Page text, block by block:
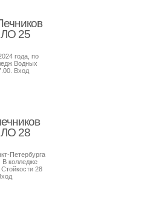
ЛО 25
года, по
Водных
Вход
ЛО 28
Петербурга
В колледже
28